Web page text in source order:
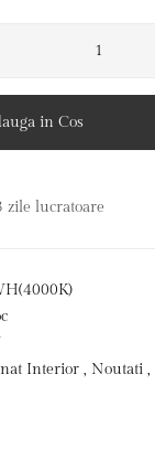
in Cos
zile lucratoare
Interior , Noutati ,